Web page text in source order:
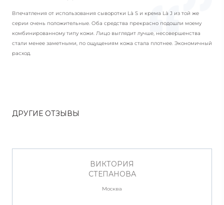
Впечатления от использования сыворотки Là S и крема Là J из той же
серии очень положительные. Оба средства прекрасно подошли моему
комбинированному типу кожи. Лицо выглядит лучше, несовершенства
стали менее заметными, по ощущениям кожа стала плотнее. Экономичный
расход.
ДРУГИЕ ОТЗЫВЫ
ВИКТОРИЯ
СТЕПАНОВА
Москва